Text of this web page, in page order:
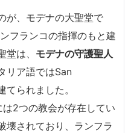
が、モデナの大聖堂で
フランコの指揮のもと建
は、 モデナの守護聖人
リア語ではSan
られました。
2つの教会が存在してい
壊されており、ランフラ